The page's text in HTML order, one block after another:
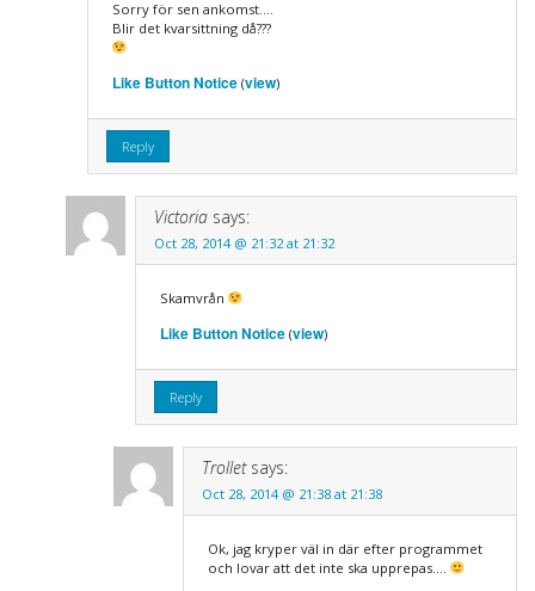
Sorry för sen ankomst….
Blir det kvarsittning då???
Like Button Notice(view)
Reply
Victoria says:
Oct 28, 2014 @ 21:32 at 21:32
Skamvrån
Like Button Notice(view)
Reply
Trollet says:
Oct 28, 2014 @ 21:38 at 21:38
Ok, jag kryper väl in där efter programmet
och lovar att det inte ska upprepas….